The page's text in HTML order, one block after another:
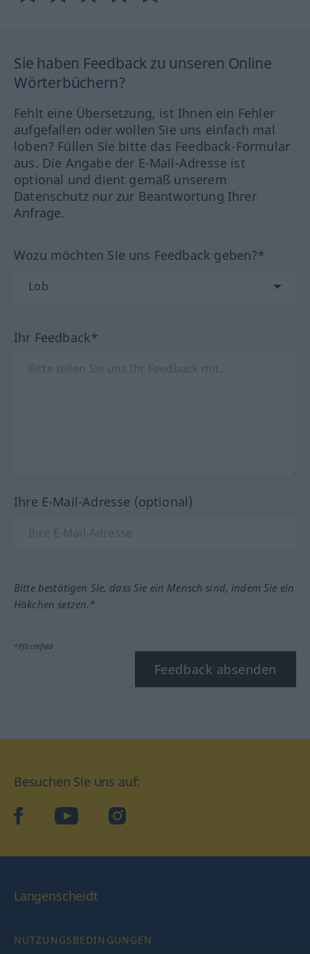
Sie haben Feedback zu unseren Online
Wörterbüchern?
Fehlt eine Übersetzung, ist Ihnen ein Fehler
aufgefallen oder wollen Sie uns einfach mal
loben? Füllen Sie bitte das Feedback-Formular
aus. Die Angabe der E-Mail-Adresse ist
optional und dient gemäß unserem
Datenschutz nur zur Beantwortung Ihrer
Anfrage.
Wozu möchten Sie uns Feedback geben?*
Ihr Feedback*
Ihre E-Mail-Adresse (optional)
Bitte bestätigen Sie, dass Sie ein Mensch sind, indem Sie ein
Häkchen setzen.*
*Pflichtfeld
Feedback absenden
Besuchen Sie uns auf:
facebookYouTube Instagram
Langenscheidt
NUTZUNGSBEDINGUNGEN